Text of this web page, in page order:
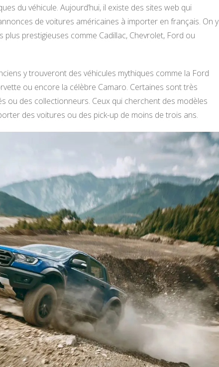
du véhicule. Aujourd’hui, il existe des sites web qui
de voitures américaines à importer en français. On y
prestigieuses comme Cadillac, Chevrolet, Ford ou
y trouveront des véhicules mythiques comme la Ford
ou encore la célèbre Camaro. Certaines sont très
ou des collectionneurs. Ceux qui cherchent des modèles
des voitures ou des pick-up de moins de trois ans.